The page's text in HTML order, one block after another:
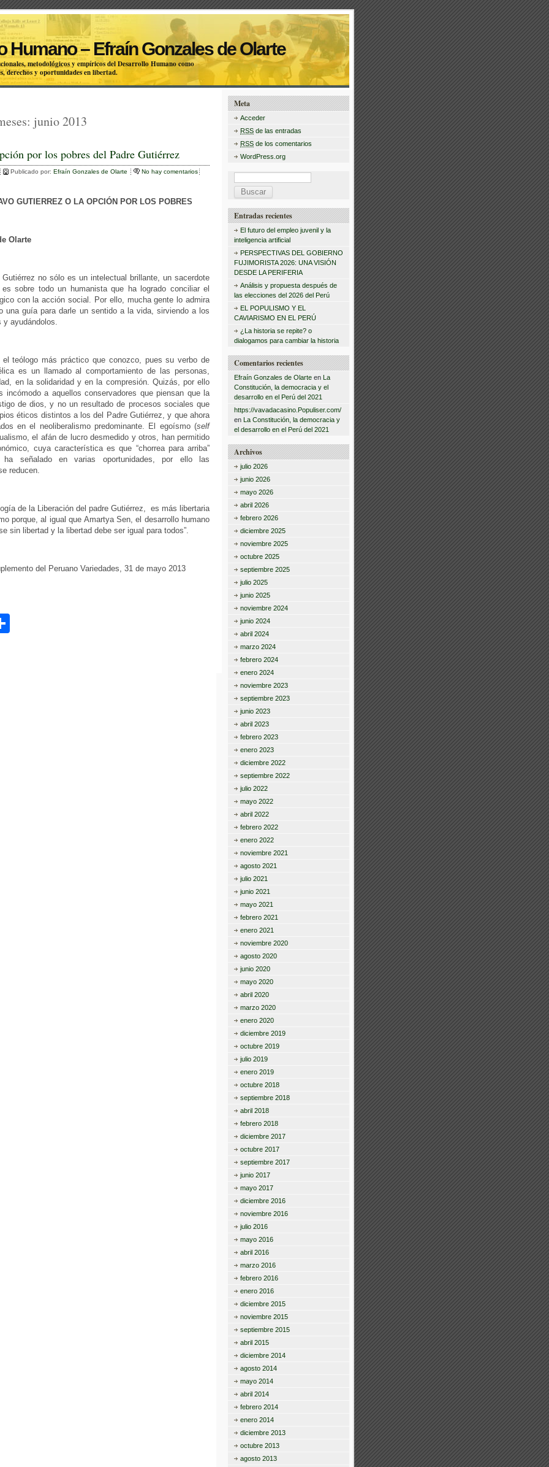
Humano – Efraín Gonzales de Olarte
metodológicos y empíricos del Desarrollo Humano como
derechos y oportunidades en libertad.
junio 2013
por los pobres del Padre Gutiérrez
Publicado por: Efraín Gonzales de Olarte
No hay comentarios
GUTIERREZ O LA OPCIÓN POR LOS POBRES
Olarte
Gutiérrez no sólo es un intelectual brillante, un sacerdote
sobre todo un humanista que ha logrado conciliar el
con la acción social. Por ello, mucha gente lo admira
una guía para darle un sentido a la vida, sirviendo a los
y ayudándolos.
el teólogo más práctico que conozco, pues su verbo de
es un llamado al comportamiento de las personas,
en la solidaridad y en la compresión. Quizás, por ello
incómodo a aquellos conservadores que piensan que la
de dios, y no un resultado de procesos sociales que
éticos distintos a los del Padre Gutiérrez, y que ahora
en el neoliberalismo predominante. El egoísmo (self
el afán de lucro desmedido y otros, han permitido
cuya característica es que “chorrea para arriba”
señalado en varias oportunidades, por ello las
reducen.
de la Liberación del padre Gutiérrez, es más libertaria
porque, al igual que Amartya Sen, el desarrollo humano
sin libertad y la libertad debe ser igual para todos”.
del Peruano Variedades, 31 de mayo 2013
Meta
Acceder
RSS de las entradas
RSS de los comentarios
WordPress.org
B
u
s
c
r
Entradas recientes
El futuro del empleo juvenil y la
inteligencia artificial
PERSPECTIVAS DEL GOBIERNO
FUJIMORISTA 2026: UNA VISIÓN
DESDE LA PERIFERIA
Análisis y propuesta después de
las elecciones del 2026 del Perú
EL POPULISMO Y EL
CAVIARISMO EN EL PERÚ
¿La historia se repite? o
dialogamos para cambiar la historia
Comentarios recientes
Efraín Gonzales de Olarte en La
Constitución, la democracia y el
desarrollo en el Perú del 2021
https://vavadacasino.Populiser.com/
en La Constitución, la democracia y
el desarrollo en el Perú del 2021
Archivos
julio 2026
junio 2026
mayo 2026
abril 2026
febrero 2026
diciembre 2025
noviembre 2025
octubre 2025
septiembre 2025
julio 2025
junio 2025
noviembre 2024
junio 2024
abril 2024
marzo 2024
febrero 2024
enero 2024
noviembre 2023
septiembre 2023
junio 2023
abril 2023
febrero 2023
enero 2023
diciembre 2022
septiembre 2022
julio 2022
mayo 2022
abril 2022
febrero 2022
enero 2022
noviembre 2021
agosto 2021
julio 2021
junio 2021
mayo 2021
febrero 2021
enero 2021
noviembre 2020
agosto 2020
junio 2020
mayo 2020
abril 2020
marzo 2020
enero 2020
diciembre 2019
octubre 2019
julio 2019
enero 2019
octubre 2018
septiembre 2018
abril 2018
febrero 2018
diciembre 2017
octubre 2017
septiembre 2017
junio 2017
mayo 2017
diciembre 2016
noviembre 2016
julio 2016
mayo 2016
abril 2016
marzo 2016
febrero 2016
enero 2016
diciembre 2015
noviembre 2015
septiembre 2015
abril 2015
diciembre 2014
agosto 2014
mayo 2014
abril 2014
febrero 2014
enero 2014
diciembre 2013
octubre 2013
agosto 2013